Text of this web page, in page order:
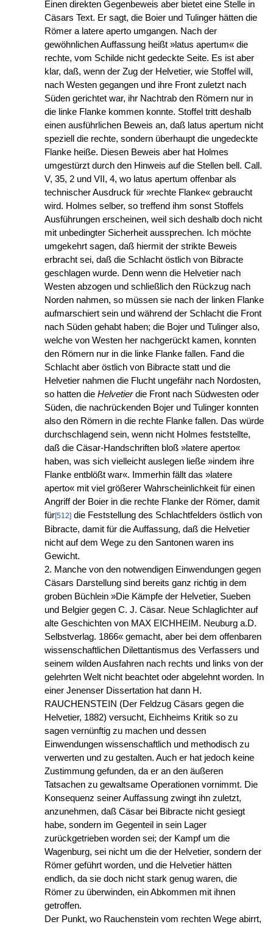
Einen direkten Gegenbeweis aber bietet eine Stelle in
Cäsars Text. Er sagt, die Boier und Tulinger hätten die
Römer a latere aperto umgangen. Nach der
gewöhnlichen Auffassung heißt »latus apertum« die
rechte, vom Schilde nicht gedeckte Seite. Es ist aber
klar, daß, wenn der Zug der Helvetier, wie Stoffel will,
nach Westen gegangen und ihre Front zuletzt nach
Süden gerichtet war, ihr Nachtrab den Römern nur in
die linke Flanke kommen konnte. Stoffel tritt deshalb
einen ausführlichen Beweis an, daß latus apertum nicht
speziell die rechte, sondern überhaupt die ungedeckte
Flanke heiße. Diesen Beweis aber hat Holmes
umgestürzt durch den Hinweis auf die Stellen bell. Call.
V, 35, 2 und VII, 4, wo latus apertum offenbar als
technischer Ausdruck für »rechte Flanke« gebraucht
wird. Holmes selber, so treffend ihm sonst Stoffels
Ausführungen erscheinen, weil sich deshalb doch nicht
mit unbedingter Sicherheit aussprechen. Ich möchte
umgekehrt sagen, daß hiermit der strikte Beweis
erbracht sei, daß die Schlacht östlich von Bibracte
geschlagen wurde. Denn wenn die Helvetier nach
Westen abzogen und schließlich den Rückzug nach
Norden nahmen, so müssen sie nach der linken Flanke
aufmarschiert sein und während der Schlacht die Front
nach Süden gehabt haben; die Bojer und Tulinger also,
welche von Westen her nachgerückt kamen, konnten
den Römern nur in die linke Flanke fallen. Fand die
Schlacht aber östlich von Bibracte statt und die
Helvetier nahmen die Flucht ungefähr nach Nordosten,
so hatten die Helvetierdie Front nach Südwesten oder
Süden, die nachrückenden Bojer und Tulinger konnten
also den Römern in die rechte Flanke fallen. Das würde
durchschlagend sein, wenn nicht Holmes feststellte,
daß die Cäsar-Handschriften bloß »latere aperto«
haben, was sich vielleicht auslegen ließe »indem ihre
Flanke entblößt war«. Immerhin fällt das »latere
aperto« mit viel größerer Wahrscheinlichkeit für einen
Angriff der Boier in die rechte Flanke der Römer, damit
für[512] die Feststellung des Schlachtfelders östlich von
Bibracte, damit für die Auffassung, daß die Helvetier
nicht auf dem Wege zu den Santonen waren ins
Gewicht.
2. Manche von den notwendigen Einwendungen gegen
Cäsars Darstellung sind bereits ganz richtig in dem
groben Büchlein »Die Kämpfe der Helvetier, Sueben
und Belgier gegen C. J. Cäsar. Neue Schlaglichter auf
alte Geschichten von MAX EICHHEIM. Neuburg a.D.
Selbstverlag. 1866« gemacht, aber bei dem offenbaren
wissenschaftlichen Dilettantismus des Verfassers und
seinem wilden Ausfahren nach rechts und links von der
gelehrten Welt nicht beachtet oder abgelehnt worden. In
einer Jenenser Dissertation hat dann H.
RAUCHENSTEIN (Der Feldzug Cäsars gegen die
Helvetier, 1882) versucht, Eichheims Kritik so zu
sagen vernünftig zu machen und dessen
Einwendungen wissenschaftlich und methodisch zu
verwerten und zu gestalten. Auch er hat jedoch keine
Zustimmung gefunden, da er an den äußeren
Tatsachen zu gewaltsame Operationen vornimmt. Die
Konsequenz seiner Auffassung zwingt ihn zuletzt,
anzunehmen, daß Cäsar bei Bibracte nicht gesiegt
habe, sondern im Gegenteil in sein Lager
zurückgetrieben worden sei; der Kampf um die
Wagenburg, sei nicht um die der Helvetier, sondern der
Römer geführt worden, und die Helvetier hätten
endlich, da sie doch nicht stark genug waren, die
Römer zu überwinden, ein Abkommen mit ihnen
getroffen.
Der Punkt, wo Rauchenstein vom rechten Wege abirrt,